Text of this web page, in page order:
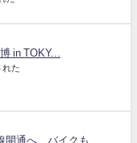
in TOKY...
れた
開通へ バイクも...